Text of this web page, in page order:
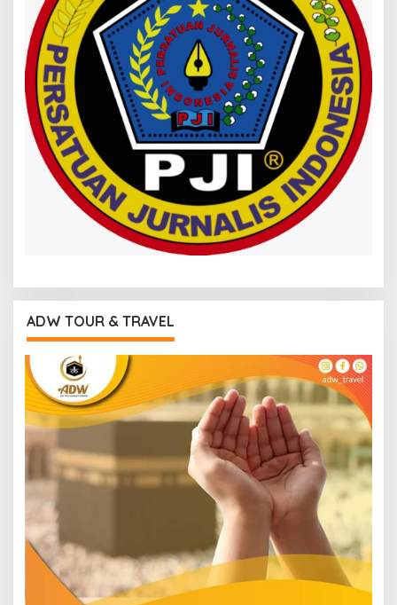
ADW TOUR & TRAVEL